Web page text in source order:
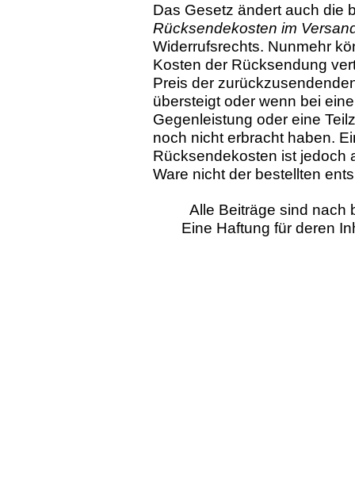
Das Gesetz ändert auch die
Rücksendekosten im
Widerrufsrechts. Nunmehr
Kosten der Rücksendung
Preis der
übersteigt oder wenn bei
Gegenleistung oder eine
noch nicht erbracht haben.
Rücksendekosten ist jedoch
Ware nicht der bestellten
Alle Beiträge sind nach
Eine Haftung für deren